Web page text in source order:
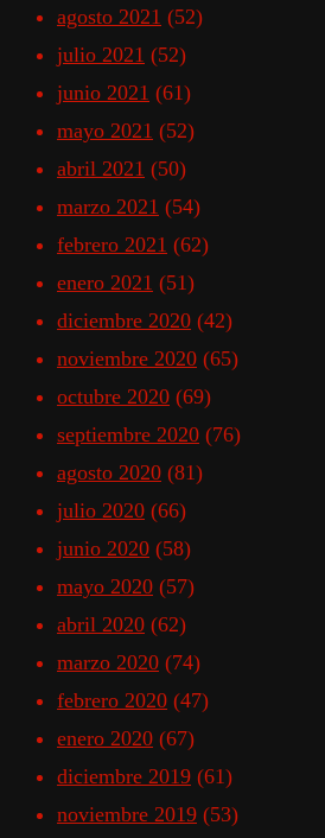
agosto 2021 (52)
julio 2021 (52)
junio 2021 (61)
mayo 2021 (52)
abril 2021 (50)
marzo 2021 (54)
febrero 2021 (62)
enero 2021 (51)
diciembre 2020 (42)
noviembre 2020 (65)
octubre 2020 (69)
septiembre 2020 (76)
agosto 2020 (81)
julio 2020 (66)
junio 2020 (58)
mayo 2020 (57)
abril 2020 (62)
marzo 2020 (74)
febrero 2020 (47)
enero 2020 (67)
diciembre 2019 (61)
noviembre 2019 (53)